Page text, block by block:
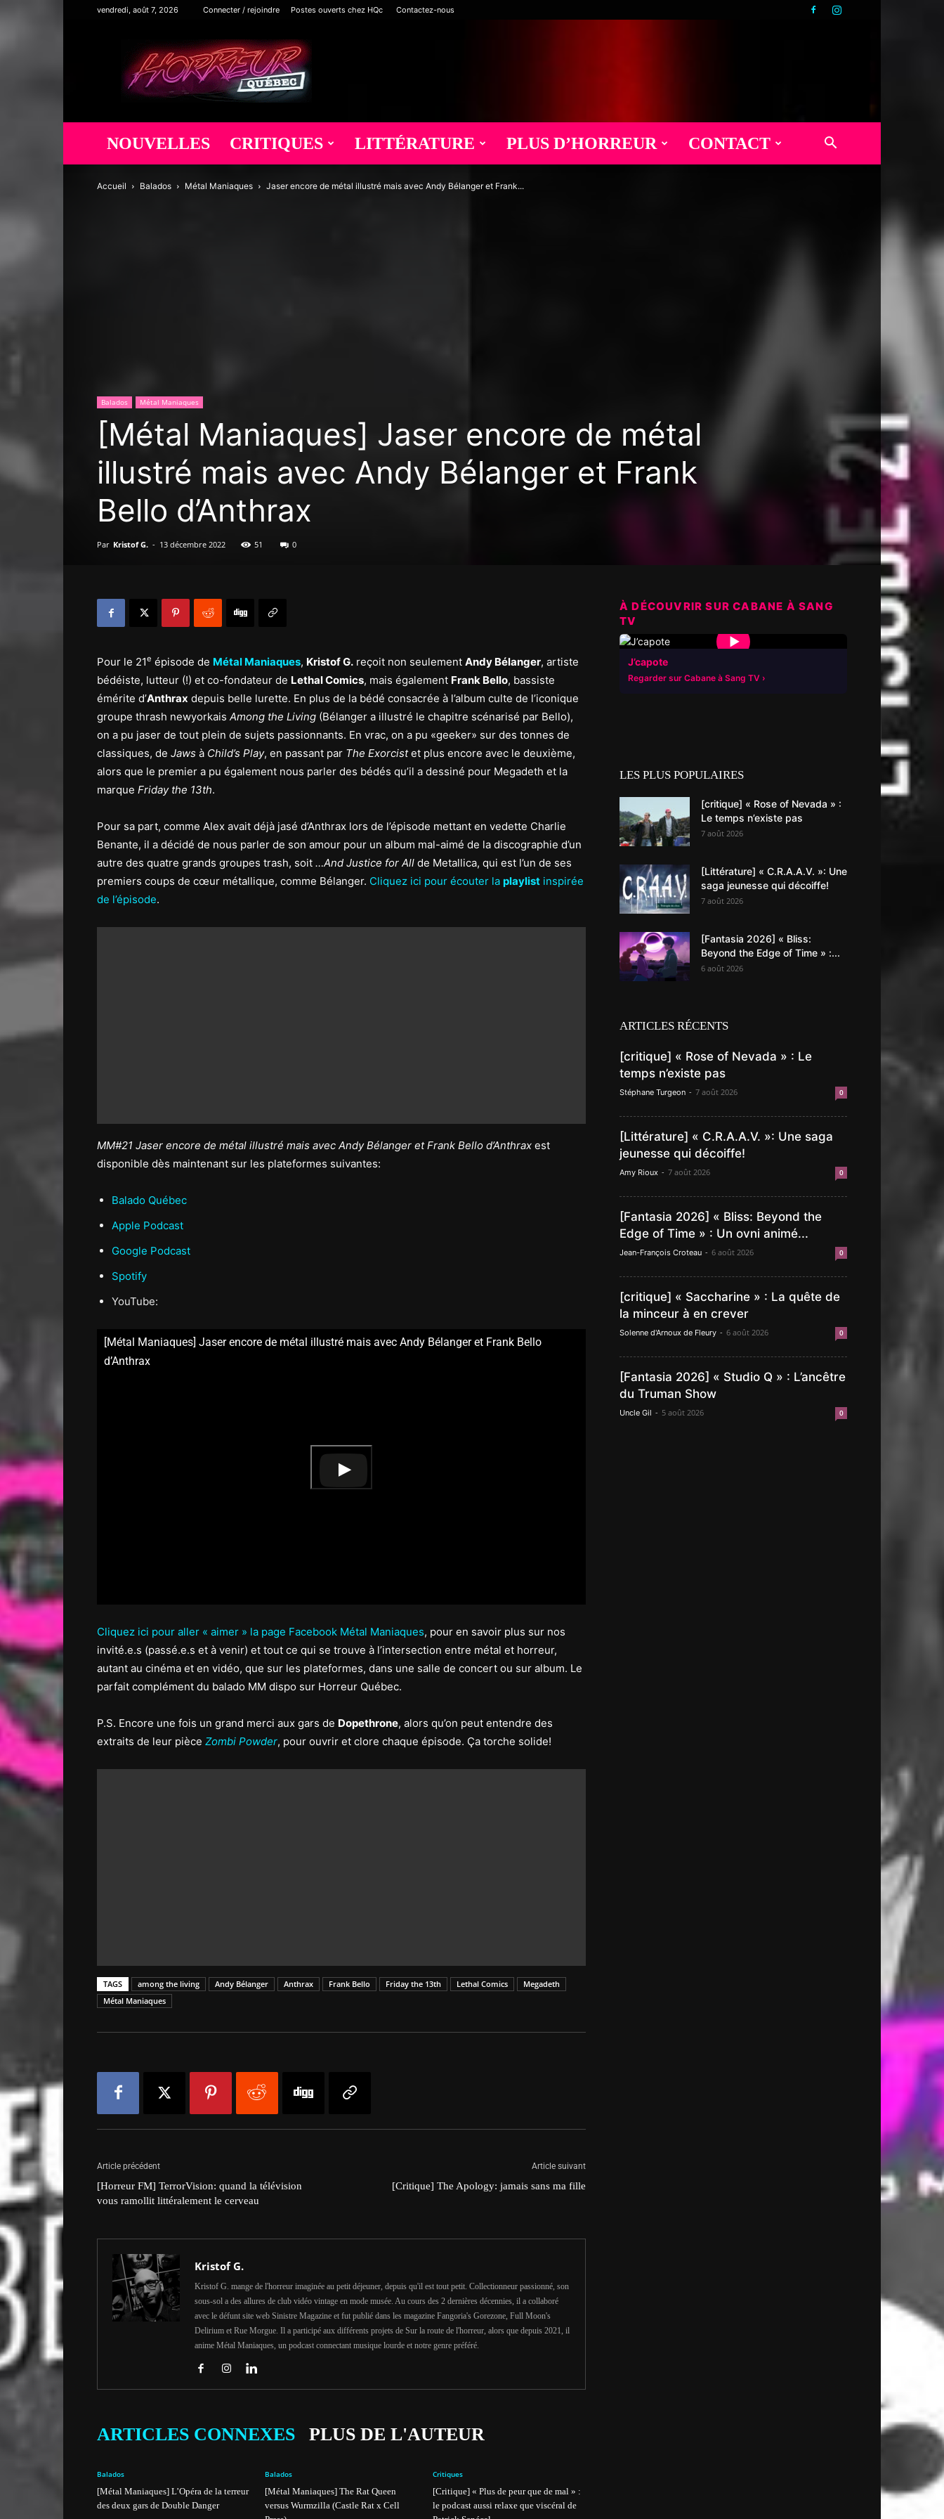
vendredi, août 7, 2026 Connecter / rejoindre Postes ouverts chez HQc Contactez-nous
Horreur
Québec
NOUVELLES CRITIQUES LITTÉRATURE PLUS D’HORREUR CONTACT
Accueil Balados Métal Maniaques Jaser encore de métal illustré mais avec Andy Bélanger et Frank...
Balados Métal Maniaques
[Métal Maniaques] Jaser encore de métal
illustré mais avec Andy Bélanger et Frank
Bello d’Anthrax
Par Kristof G. - 13 décembre 2022 51 0
Pour le 21e épisode de Métal Maniaques, Kristof G. reçoit non seulement Andy Bélanger, artiste
bédéiste, lutteur (!) et co-fondateur de Lethal Comics, mais également Frank Bello, bassiste
émérite d’Anthrax depuis belle lurette. En plus de la bédé consacrée à l’album culte de l’iconique
groupe thrash newyorkais Among the Living (Bélanger a illustré le chapitre scénarisé par Bello),
on a pu jaser de tout plein de sujets passionnants. En vrac, on a pu «geeker» sur des tonnes de
classiques, de Jaws à Child’s Play, en passant par The Exorcistet plus encore avec le deuxième,
alors que le premier a pu également nous parler des bédés qu’il a dessiné pour Megadeth et la
marque Friday the 13th.
Pour sa part, comme Alex avait déjà jasé d’Anthrax lors de l’épisode mettant en vedette Charlie
Benante, il a décidé de nous parler de son amour pour un album mal-aimé de la discographie d’un
autre des quatre grands groupes trash, soit …And Justice for All de Metallica, qui est l’un de ses
premiers coups de cœur métallique, comme Bélanger. Cliquez ici pour écouter la playlist inspirée
de l’épisode.
MM#21 Jaser encore de métal illustré mais avec Andy Bélanger et Frank Bello d’Anthrax est
disponible dès maintenant sur les plateformes suivantes:
Balado Québec
Apple Podcast
Google Podcast
Spotify
YouTube:
[Métal Maniaques] Jaser encore de métal illustré mais avec Andy Bélanger et Frank Bello
d’Anthrax
Cliquez ici pour aller « aimer » la page Facebook Métal Maniaques, pour en savoir plus sur nos
invité.e.s (passé.e.s et à venir) et tout ce qui se trouve à l’intersection entre métal et horreur,
autant au cinéma et en vidéo, que sur les plateformes, dans une salle de concert ou sur album. Le
parfait complément du balado MM dispo sur Horreur Québec.
P.S. Encore une fois un grand merci aux gars de Dopethrone, alors qu’on peut entendre des
extraits de leur pièce Zombi Powder, pour ouvrir et clore chaque épisode. Ça torche solide!
TAGS among the living Andy Bélanger Anthrax Frank Bello Friday the 13th Lethal Comics
Megadeth
Métal Maniaques
Article précédent
[Horreur FM] TerrorVision: quand la télévision
vous ramollit littéralement le cerveau
Article suivant
[Critique] The Apology: jamais sans ma fille
Kristof G.
Kristof G. mange de l'horreur imaginée au petit déjeuner, depuis qu'il est tout petit. Collectionneur passionné, son
sous-sol a des allures de club vidéo vintage en mode musée. Au cours des 2 dernières décennies, il a collaboré
avec le défunt site web Sinistre Magazine et fut publié dans les magazine Fangoria's Gorezone, Full Moon's
Delirium et Rue Morgue. Il a participé aux différents projets de Sur la route de l'horreur, alors que depuis 2021, il
anime Métal Maniaques, un podcast connectant musique lourde et notre genre préféré.
ARTICLES CONNEXES PLUS DE L'AUTEUR
Balados
[Métal Maniaques] L’Opéra de la terreur
des deux gars de Double Danger
Balados
[Métal Maniaques] The Rat Queen
versus Wurmzilla (Castle Rat x Cell
Critiques
[Critique] « Plus de peur que de mal » :
le podcast aussi relaxe que viscéral de
À DÉCOUVRIR SUR CABANE À SANG
TV
▶
J’capote
Regarder sur Cabane à Sang TV
LES PLUS POPULAIRES
[critique] « Rose of Nevada » :
Le temps n’existe pas
7 août 2026
[Littérature] « C.R.A.A.V. »: Une
saga jeunesse qui décoiffe!
7 août 2026
[Fantasia 2026] « Bliss:
Beyond the Edge of Time » :...
6 août 2026
ARTICLES RÉCENTS
[critique] « Rose of Nevada » : Le
temps n’existe pas
Stéphane Turgeon - 7 août 2026 0
[Littérature] « C.R.A.A.V. »: Une saga
jeunesse qui décoiffe!
Amy Rioux - 7 août 2026 0
[Fantasia 2026] « Bliss: Beyond the
Edge of Time » : Un ovni animé...
Jean-François Croteau - 6 août 2026 0
[critique] « Saccharine » : La quête de
la minceur à en crever
Solenne d'Arnoux de Fleury - 6 août 2026 0
[Fantasia 2026] « Studio Q » : L’ancêtre
du Truman Show
Uncle Gil - 5 août 2026 0